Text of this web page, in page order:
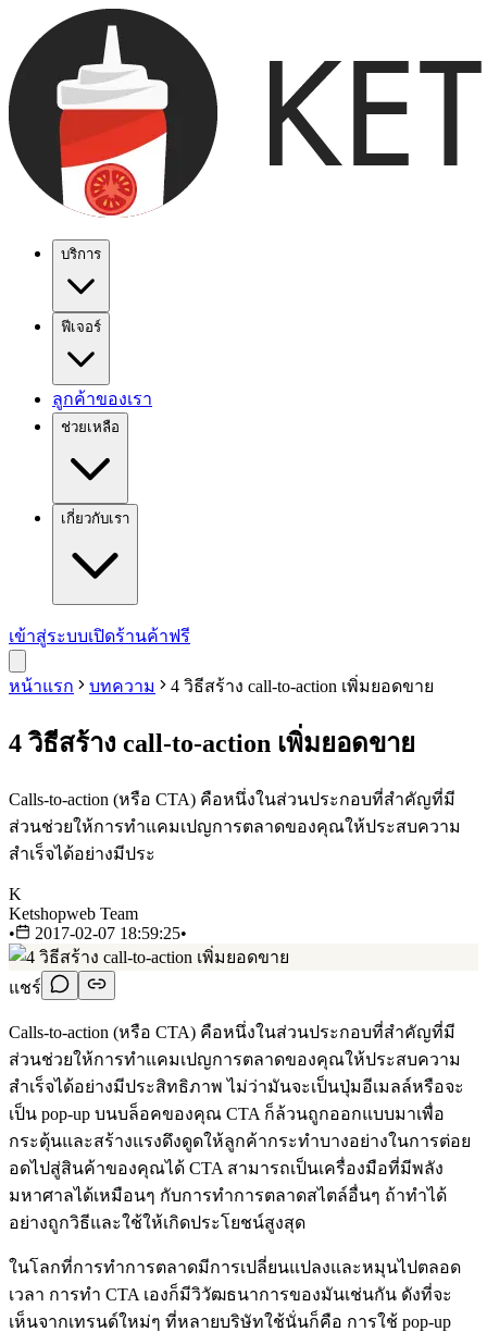
บริการ
ฟีเจอร์
ลูกค้าของเรา
ช่วยเหลือ
เกี่ยวกับเรา
เข้าสู่ระบบเปิดร้านค้าฟรี
หน้าแรก บทความ 4 วิธีสร้าง call-to-action เพิ่มยอดขาย
4 วิธีสร้าง call-to-action เพิ่มยอดขาย
Calls-to-action (หรือ CTA) คือหนึ่งในส่วนประกอบที่สำคัญที่มี
ส่วนช่วยให้การทำแคมเปญการตลาดของคุณให้ประสบความ
สำเร็จได้อย่างมีประ
K
Ketshopweb Team
•
2017-02-07 18:59:25•
แชร์
Calls-to-action (หรือ CTA) คือหนึ่งในส่วนประกอบที่สำคัญที่มี
ส่วนช่วยให้การทำแคมเปญการตลาดของคุณให้ประสบความ
สำเร็จได้อย่างมีประสิทธิภาพ ไม่ว่ามันจะเป็นปุ่มอีเมลล์หรือจะ
เป็น pop-up บนบล็อคของคุณ CTA ก็ล้วนถูกออกแบบมาเพื่อ
กระตุ้นและสร้างแรงดึงดูดให้ลูกค้ากระทำบางอย่างในการต่อย
อดไปสู่สินค้าของคุณได้ CTA สามารถเป็นเครื่องมือที่มีพลัง
มหาศาลได้เหมือนๆ กับการทำการตลาดสไตล์อื่นๆ ถ้าทำได้
อย่างถูกวิธีและใช้ให้เกิดประโยชน์สูงสุด
ในโลกที่การทำการตลาดมีการเปลี่ยนแปลงและหมุนไปตลอด
เวลา การทำ CTA เองก็มีวิวัฒธนาการของมันเช่นกัน ดังที่จะ
เห็นจากเทรนด์ใหม่ๆ ที่หลายบริษัทใช้นั่นก็คือ การใช้ pop-up